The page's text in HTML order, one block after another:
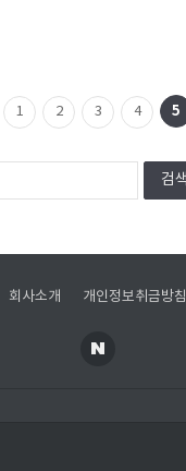
1 2 3 4 5
회사소개 개인정보취금방침